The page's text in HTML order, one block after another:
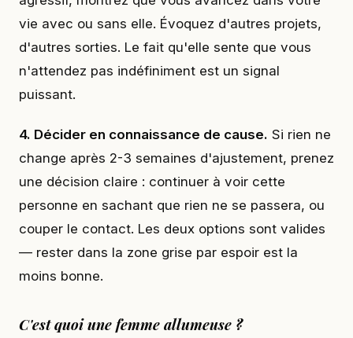
vie avec ou sans elle. Évoquez d'autres projets,
d'autres sorties. Le fait qu'elle sente que vous
n'attendez pas indéfiniment est un signal
puissant.
4. Décider en connaissance de cause. Si rien ne
change après 2-3 semaines d'ajustement, prenez
une décision claire : continuer à voir cette
personne en sachant que rien ne se passera, ou
couper le contact. Les deux options sont valides
— rester dans la zone grise par espoir est la
moins bonne.
C'est quoi une femme allumeuse ?